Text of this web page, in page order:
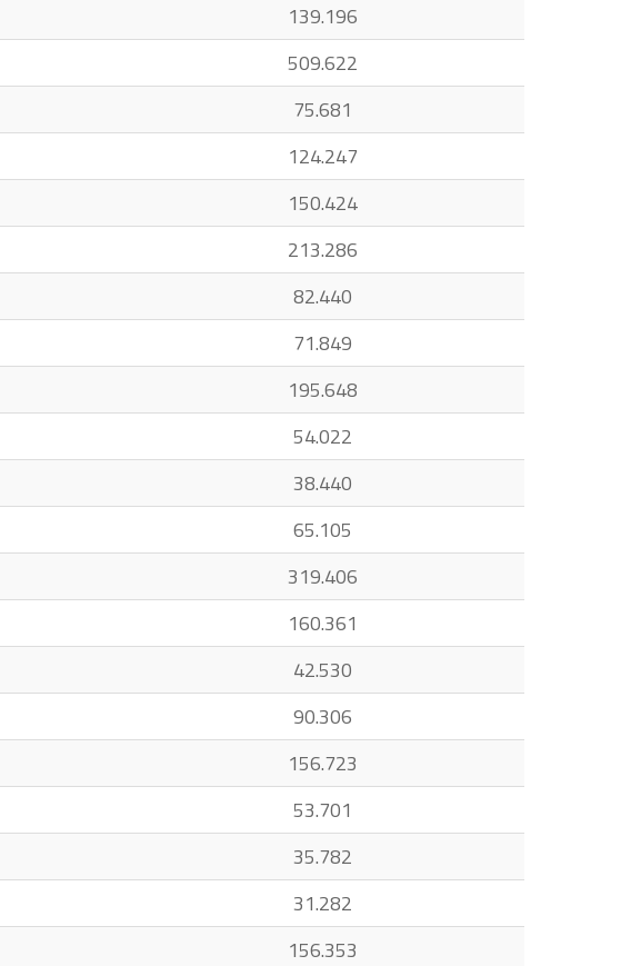
139.196
509.622
75.681
124.247
150.424
213.286
82.440
71.849
195.648
54.022
38.440
65.105
319.406
160.361
42.530
90.306
156.723
53.701
35.782
31.282
156.353